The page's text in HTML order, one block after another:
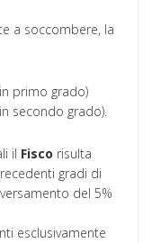
a soccombere, la
primo grado)
secondo grado).
il Fisco risulta
gradi di
del 5%
esclusivamente